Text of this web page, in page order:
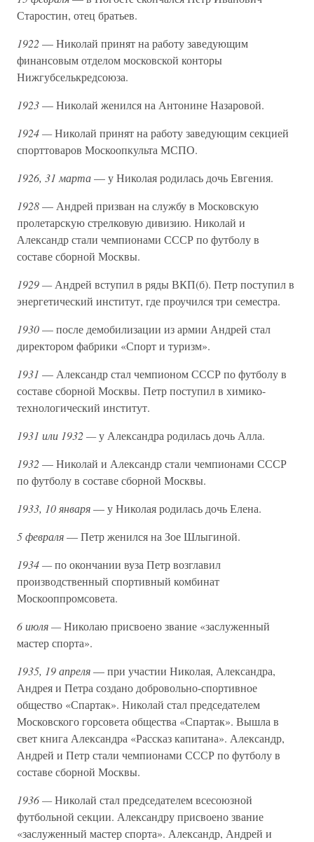
Старостин, отец братьев.
1922— Николай принят на работу заведующим
финансовым отделом московской конторы
Нижгубселькредсоюза.
1923— Николай женился на Антонине Назаровой.
1924 —Николай принят на работу заведующим секцией
спорттоваров Москоопкульта МСПО.
1926, 31 марта— у Николая родилась дочь Евгения.
1928— Андрей призван на службу в Московскую
пролетарскую стрелковую дивизию. Николай и
Александр стали чемпионами СССР по футболу в
составе сборной Москвы.
1929 —Андрей вступил в ряды ВКП(б). Петр поступил в
энергетический институт, где проучился три семестра.
1930— после демобилизации из армии Андрей стал
директором фабрики «Спорт и туризм».
1931 — Александр стал чемпионом СССР по футболу в
составе сборной Москвы. Петр поступил в химико-
технологический институт.
1931 или 1932 —у Александра родилась дочь Алла.
1932— Николай и Александр стали чемпионами СССР
по футболу в составе сборной Москвы.
1933, 10 января— у Николая родилась дочь Елена.
5 февраля— Петр женился на Зое Шлыгиной.
1934 —по окончании вуза Петр возглавил
производственный спортивный комбинат
Москооппромсовета.
6 июля —Николаю присвоено звание «заслуженный
мастер спорта».
1935, 19 апреля— при участии Николая, Александра,
Андрея и Петра создано добровольно-спортивное
общество «Спартак». Николай стал председателем
Московского горсовета общества «Спартак». Вышла в
свет книга Александра «Рассказ капитана». Александр,
Андрей и Петр стали чемпионами СССР по футболу в
составе сборной Москвы.
1936 —Николай стал председателем всесоюзной
футбольной секции. Александру присвоено звание
«заслуженный мастер спорта». Александр, Андрей и